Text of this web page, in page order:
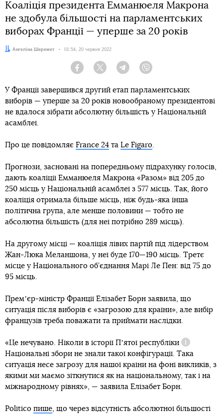
Коаліція президента Емманюеля Макрона
не здобула більшості на парламентських
виборах Франції — уперше за 20 років
Автор:
Ангеліна Шеремет Дата:
01:54, 20 червня 2022
Facebook Twitter Telegram
У Франції завершився другий етап парламентських
виборів — уперше за 20 років новообраному президентові
не вдалося зібрати абсолютну більшість у Національній
асамблеї.
Про це повідомляє France 24 та Le Figaro.
Прогнози, засновані на попередньому підрахунку голосів,
дають коаліції Емманюеля Макрона «Разом» від 205 до
250 місць у Національній асамблеї з 577 місць. Так, його
коаліція отримала більше місць, ніж будь-яка інша
політична група, але менше половини — тобто не
абсолютна більшість (для неї потрібно 289 місць).
На другому місці — коаліція лівих партій під лідерством
Жан-Люка Меланшона, у неї буде 170—190 місць. Третє
місце у Національного об’єднання Марі Ле Пен: від 75 до
95 місць.
Премʼєр-міністр Франції Елізабет Борн заявила, що
ситуація після виборів є «загрозою для країни», але вибір
французів треба поважати та приймати наслідки.
«Це нечувано. Ніколи в історії Пʼятої республіки
Довідка
Національні збори не знали такої конфігурації. Така
ситуація несе загрозу для нашої країни на фоні викликів, з
якими ми маємо зіткнутися як на національному, так і на
міжнародному рівнях», — заявила Елізабет Борн.
Politico пише, що через відсутність абсолютної більшості